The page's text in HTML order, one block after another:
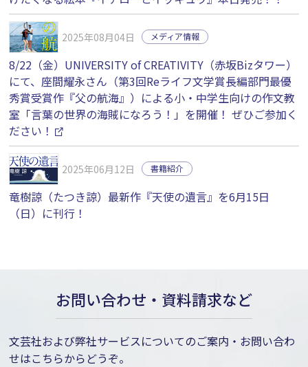
2025年08月04日 メディア情報
8/22（金）UNIVERSITY of CREATIVITY（赤坂Bizタワー）
にて、座間耀永さん（第3回Reライフ文学賞長編部門最優
秀賞受賞作『父の航海』）による小・中学生向けの作文教
室「言葉の世界の海賊になろう！」を開催！ ぜひご参加く
ださい！
2025年06月12日 書籍紹介
竜樹諒（たつき諒）最新作『天使の遺言』を6月15日
（日）に刊行！
お問い合わせ・資料請求など
文芸社および弊社サービスについてのご案内・お問い合わ
せはこちらからどうぞ。